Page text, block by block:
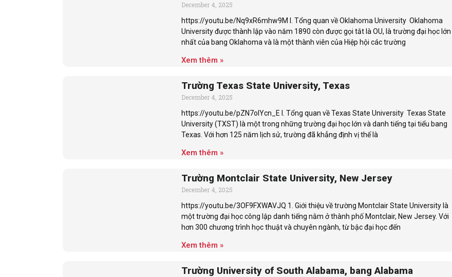
December 4, 2025
https://youtu.be/Nq9xR6mhw9M I. Tổng quan về Oklahoma University Oklahoma
University được thành lập vào năm 1890 còn được gọi tắt là OU, là trường đại học lớn
nhất của bang Oklahoma và là một thành viên của Hiệp hội các trường
Xem thêm »
Trường Texas State University, Texas
December 4, 2025
https://youtu.be/pZN7oIYcn_E I. Tổng quan về Texas State University Texas State
University (TXST) là một trong những trường đại học lớn và danh tiếng tại tiểu bang
Texas. Với hơn 125 năm lịch sử, trường đã khẳng định vị thế là
Xem thêm »
Trường Montclair State University, New Jersey
December 4, 2025
https://youtu.be/3OF9FXWAVJQ 1. Giới thiệu về trường Montclair State University là
một trường đại học công lập danh tiếng nằm ở thành phố Montclair, New Jersey. Với
hơn 300 chương trình học thuật và chuyên ngành, từ bậc đại học đến
Xem thêm »
Trường University of South Alabama, bang Alabama